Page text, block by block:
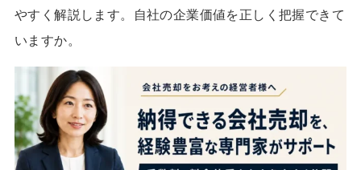
やすく解説します。自社の企業価値を正しく把握できて
いますか。